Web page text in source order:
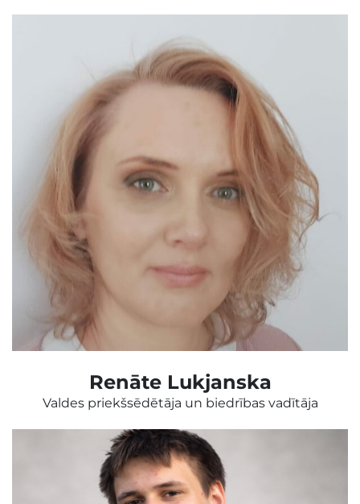
Renāte Lukjanska
Valdes priekšsēdētāja un biedrības vadītāja